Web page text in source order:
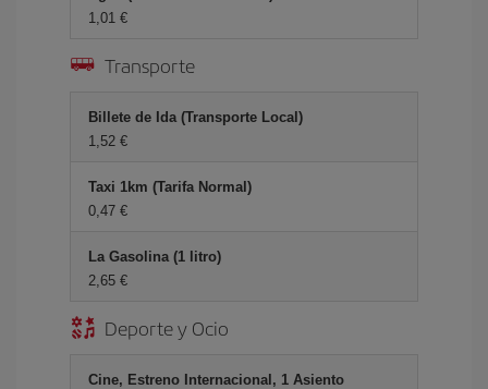
1,01 €
Transporte
Billete de Ida (Transporte Local)
1,52 €
Taxi 1km (Tarifa Normal)
0,47 €
La Gasolina (1 litro)
2,65 €
Deporte y Ocio
Cine, Estreno Internacional, 1 Asiento